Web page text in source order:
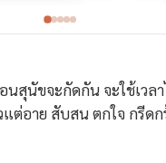
สุนัขจะกัดกัน จะใช้เวล
แต่อาย สับสน ตกใจ กรีด